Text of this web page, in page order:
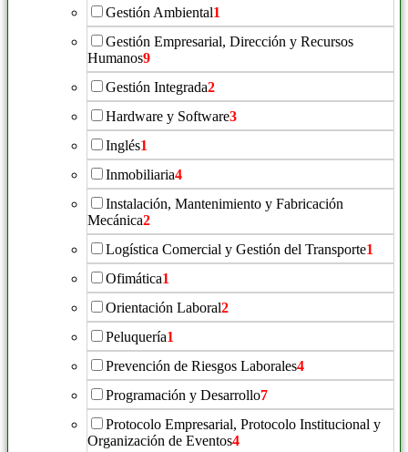
Gestión Ambiental1
Gestión Empresarial, Dirección y Recursos
Humanos9
Gestión Integrada2
Hardware y Software3
Inglés1
Inmobiliaria4
Instalación, Mantenimiento y Fabricación
Mecánica2
Logística Comercial y Gestión del Transporte1
Ofimática1
Orientación Laboral2
Peluquería1
Prevención de Riesgos Laborales4
Programación y Desarrollo7
Protocolo Empresarial, Protocolo Institucional y
Organización de Eventos4